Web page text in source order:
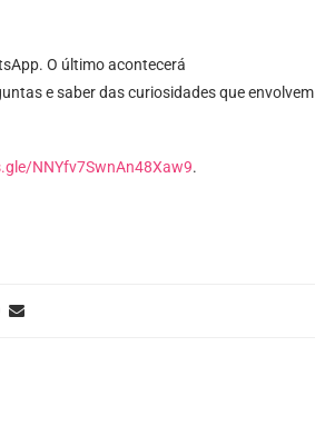
O último acontecerá
e saber das curiosidades que envolvem
NNYfv7SwnAn48Xaw9.